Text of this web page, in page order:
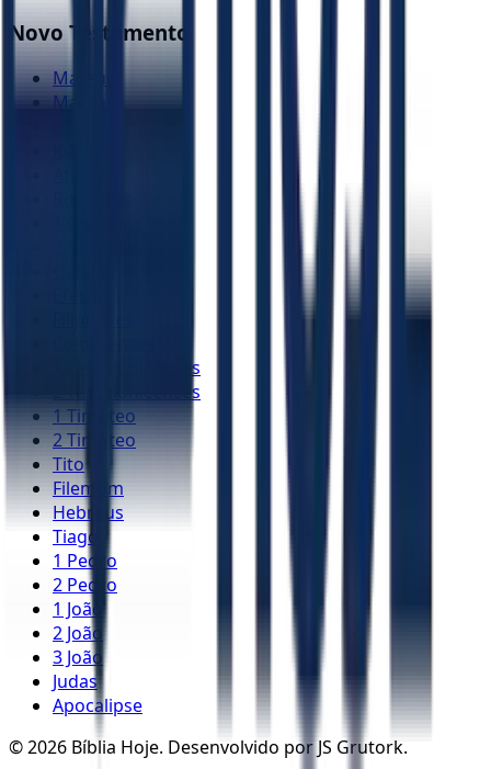
Novo Testamento
Mateus
Marcos
1 Tessalonicenses
2 Tessalonicenses
1 Timóteo
2 Timóteo
Tito
Filemom
Hebreus
Tiago
1 Pedro
2 Pedro
1 João
2 João
3 João
Judas
Apocalipse
©2026 Bíblia Hoje. Desenvolvido por JS Grutork.